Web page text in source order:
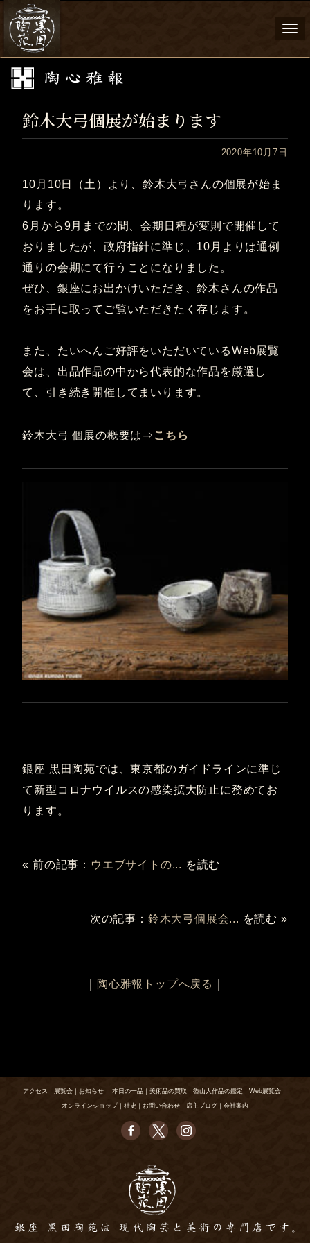
鈴木大弓個展が始まります
2020年10月7日
10月10日（土）より、鈴木大弓さんの個展が始ま
ります。
6月から9月までの間、会期日程が変則で開催して
おりましたが、政府指針に準じ、10月よりは通例
通りの会期にて行うことになりました。
ぜひ、銀座にお出かけいただき、鈴木さんの作品
をお手に取ってご覧いただきたく存じます。
また、たいへんご好評をいただいているWeb展覧
会は、出品作品の中から代表的な作品を厳選し
て、引き続き開催してまいります。
鈴木大弓 個展の概要は⇒ こちら
銀座 黒田陶苑では、東京都のガイドラインに準じ
て新型コロナウイルスの感染拡大防止に務めてお
ります。
« 前の記事： ウエブサイトの... を読む
次の記事： 鈴木大弓個展会... を読む »
陶心雅報トップへ戻る
アクセス ｜ 展覧会 ｜ お知らせ ｜ 本日の一品 ｜ 美術品の買取 ｜ 魯山人作品の鑑定 ｜ Web展覧会 ｜
オンラインショップ｜ 社史 ｜ お問い合わせ ｜ 店主ブログ ｜ 会社案内